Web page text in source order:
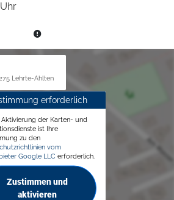
Lehrte-Ahlten
erforderlich
Aktivierung der Karten- und
ist Ihre
zu den
vom
Google LLC erforderlich.
Zustimmen und
aktivieren